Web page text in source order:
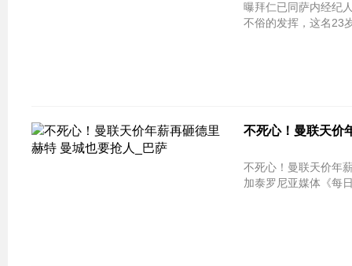
曝拜仁已同萨内经纪人取得联系 曼
不俗的发挥，这名23
不死心！曼联天价
不死心！曼联天价年薪再砸德里赫
加泰罗尼亚媒体《每